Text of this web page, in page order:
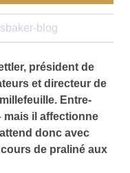
blog
président de
et directeur de
Entre-
mais il affectionne
donc avec
de praliné aux